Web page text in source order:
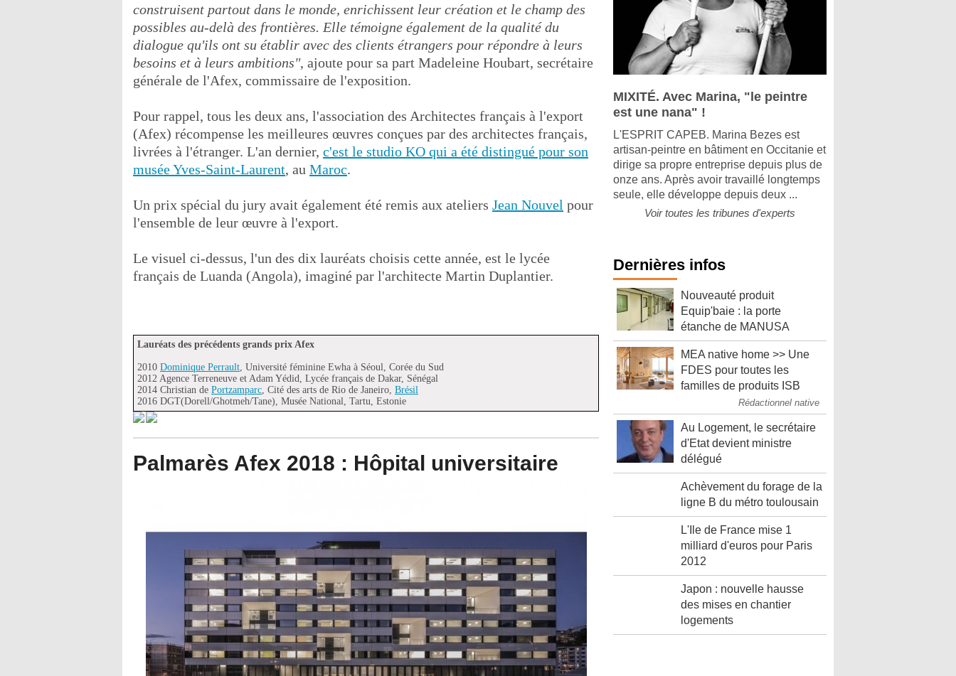
construisent partout dans le monde, enrichissent leur création et le champ des
possibles au-delà des frontières. Elle témoigne également de la qualité du
dialogue qu'ils ont su établir avec des clients étrangers pour répondre à leurs
besoins et à leurs ambitions", ajoute pour sa part Madeleine Houbart, secrétaire
générale de l'Afex, commissaire de l'exposition.
Pour rappel, tous les deux ans, l'association des Architectes français à l'export
(Afex) récompense les meilleures œuvres conçues par des architectes français,
livrées à l'étranger. L'an dernier, c'est le studio KO qui a été distingué pour son
musée Yves-Saint-Laurent, au Maroc.
Un prix spécial du jury avait également été remis aux ateliers Jean Nouvel pour
l'ensemble de leur œuvre à l'export.
Le visuel ci-dessus, l'un des dix lauréats choisis cette année, est le lycée
français de Luanda (Angola), imaginé par l'architecte Martin Duplantier.
Lauréats des précédents grands prix Afex
2010 Dominique Perrault, Université féminine Ewha à Séoul, Corée du Sud
2012 Agence Terreneuve et Adam Yédid, Lycée français de Dakar, Sénégal
2014 Christian de Portzamparc, Cité des arts de Rio de Janeiro, Brésil
2016 DGT(Dorell/Ghotmeh/Tane), Musée National, Tartu, Estonie
Palmarès Afex 2018 : Hôpital universitaire
MIXITÉ. Avec Marina, "le peintre
est une nana" !
L'ESPRIT CAPEB. Marina Bezes est
artisan-peintre en bâtiment en Occitanie et
dirige sa propre entreprise depuis plus de
onze ans. Après avoir travaillé longtemps
seule, elle développe depuis deux ...
Voir toutes les tribunes d'experts
Dernières infos
Nouveauté produit
Equip'baie : la porte
étanche de MANUSA
MEA native home >> Une
FDES pour toutes les
familles de produits ISB
Rédactionnel native
Au Logement, le secrétaire
d'Etat devient ministre
délégué
Achèvement du forage de la
ligne B du métro toulousain
L'Ile de France mise 1
milliard d'euros pour Paris
2012
Japon : nouvelle hausse
des mises en chantier
logements